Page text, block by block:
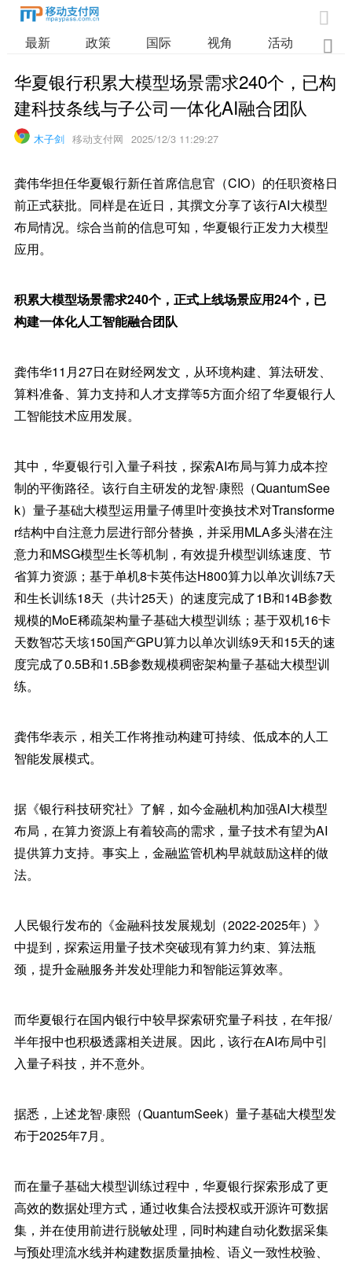

最新 政策 国际 视角 活动 业

华夏银行积累大模型场景需求240个，已构
建科技条线与子公司一体化AI融合团队
木子剑 移动支付网 2025/12/3 11:29:27
龚伟华担任华夏银行新任首席信息官（CIO）的任职资格日
前正式获批。同样是在近日，其撰文分享了该行AI大模型
布局情况。综合当前的信息可知，华夏银行正发力大模型
应用。
积累大模型场景需求240个，正式上线场景应用24个，已
构建一体化人工智能融合团队
龚伟华11月27日在财经网发文，从环境构建、算法研发、
算料准备、算力支持和人才支撑等5方面介绍了华夏银行人
工智能技术应用发展。
其中，华夏银行引入量子科技，探索AI布局与算力成本控
制的平衡路径。该行自主研发的龙智·康熙（QuantumSee
k）量子基础大模型运用量子傅里叶变换技术对Transforme
r结构中自注意力层进行部分替换，并采用MLA多头潜在注
意力和MSG模型生长等机制，有效提升模型训练速度、节
省算力资源；基于单机8卡英伟达H800算力以单次训练7天
和生长训练18天（共计25天）的速度完成了1B和14B参数
规模的MoE稀疏架构量子基础大模型训练；基于双机16卡
天数智芯天垓150国产GPU算力以单次训练9天和15天的速
度完成了0.5B和1.5B参数规模稠密架构量子基础大模型训
练。
龚伟华表示，相关工作将推动构建可持续、低成本的人工
智能发展模式。
据《银行科技研究社》了解，如今金融机构加强AI大模型
布局，在算力资源上有着较高的需求，量子技术有望为AI
提供算力支持。事实上，金融监管机构早就鼓励这样的做
法。
人民银行发布的《金融科技发展规划（2022-2025年）》
中提到，探索运用量子技术突破现有算力约束、算法瓶
颈，提升金融服务并发处理能力和智能运算效率。
而华夏银行在国内银行中较早探索研究量子科技，在年报/
半年报中也积极透露相关进展。因此，该行在AI布局中引
入量子科技，并不意外。
据悉，上述龙智·康熙（QuantumSeek）量子基础大模型发
布于2025年7月。
而在量子基础大模型训练过程中，华夏银行探索形成了更
高效的数据处理方式，通过收集合法授权或开源许可数据
集，并在使用前进行脱敏处理，同时构建自动化数据采集
与预处理流水线并构建数据质量抽检、语义一致性校验、